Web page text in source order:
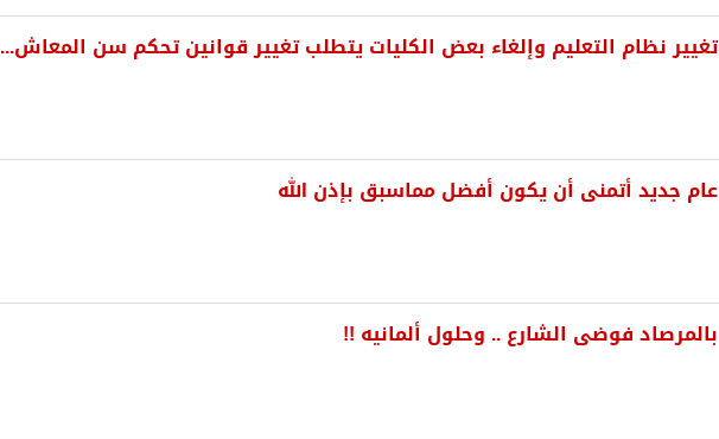
تغيير نظام التعليم وإلغاء بعض الكليات يتطلب تغيير قوانين تحكم سن المعاش...
عام جديد أتمنى أن يكون أفضل مماسبق بإذن الله
بالمرصاد فوضى الشارع .. وحلول ألمانيه !!